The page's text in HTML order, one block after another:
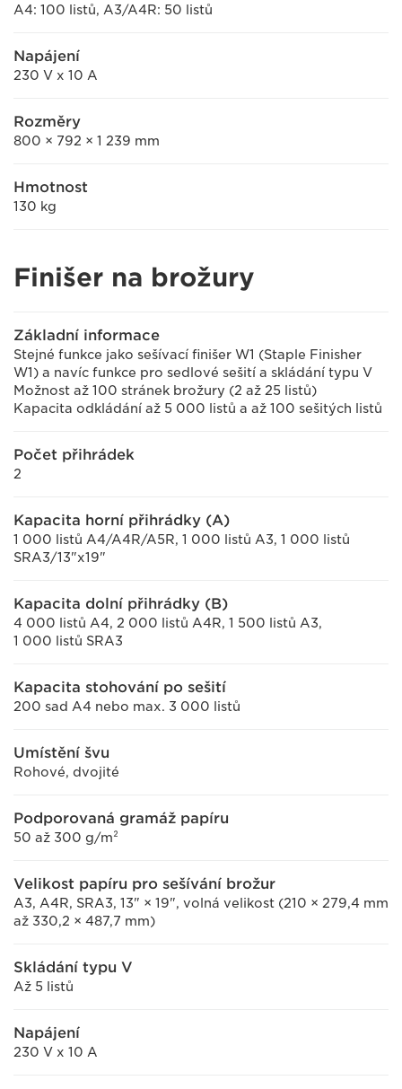
A4: 100 listů, A3/A4R: 50 listů
Napájení
230 V x 10 A
Rozměry
800 × 792 × 1 239 mm
Hmotnost
130 kg
Finišer na brožury
Základní informace
Stejné funkce jako sešívací finišer W1 (Staple Finisher
W1) a navíc funkce pro sedlové sešití a skládání typu V
Možnost až 100 stránek brožury (2 až 25 listů)
Kapacita odkládání až 5 000 listů a až 100 sešitých listů
Počet přihrádek
2
Kapacita horní přihrádky (A)
1 000 listů A4/A4R/A5R, 1 000 listů A3, 1 000 listů
SRA3/13"x19"
Kapacita dolní přihrádky (B)
4 000 listů A4, 2 000 listů A4R, 1 500 listů A3,
1 000 listů SRA3
Kapacita stohování po sešití
200 sad A4 nebo max. 3 000 listů
Umístění švu
Rohové, dvojité
Podporovaná gramáž papíru
50 až 300 g/m²
Velikost papíru pro sešívání brožur
A3, A4R, SRA3, 13" × 19", volná velikost (210 × 279,4 mm
až 330,2 × 487,7 mm)
Skládání typu V
Až 5 listů
Napájení
230 V x 10 A